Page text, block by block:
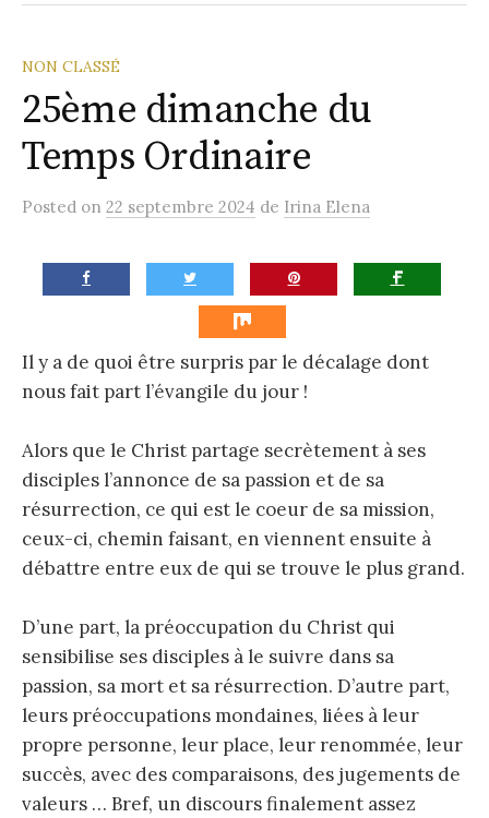
la
NON CLASSÉ
25ème dimanche du
Temps Ordinaire
Posted on 22 septembre 2024 de Irina Elena
Il y a de quoi être surpris par le décalage dont
nous fait part l’évangile du jour !
Alors que le Christ partage secrètement à ses
disciples l’annonce de sa passion et de sa
résurrection, ce qui est le coeur de sa mission,
ceux-ci, chemin faisant, en viennent ensuite à
débattre entre eux de qui se trouve le plus grand.
D’une part, la préoccupation du Christ qui
sensibilise ses disciples à le suivre dans sa
passion, sa mort et sa résurrection. D’autre part,
leurs préoccupations mondaines, liées à leur
propre personne, leur place, leur renommée, leur
succès, avec des comparaisons, des jugements de
valeurs … Bref, un discours finalement assez